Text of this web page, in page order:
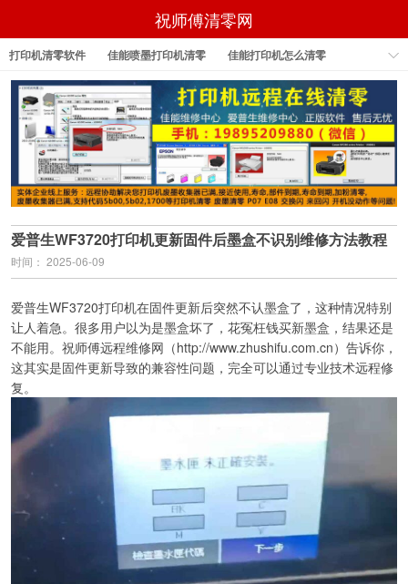
祝师傅清零网
打印机清零软件 佳能喷墨打印机清零
佳能打印机怎么清零
佳能打印机怎样清零
佳能打印机清零
佳能打印机清零软件
epson打印机清零软件
爱普生WF3720打印机更新固件后墨盒不识别维修方法教程
时间： 2025-06-09
爱普生WF3720打印机在固件更新后突然不认墨盒了，这种情况特别
让人着急。很多用户以为是墨盒坏了，花冤枉钱买新墨盒，结果还是
不能用。祝师傅远程维修网（http://www.zhushifu.com.cn）告诉你，
这其实是固件更新导致的兼容性问题，完全可以通过专业技术远程修
复。